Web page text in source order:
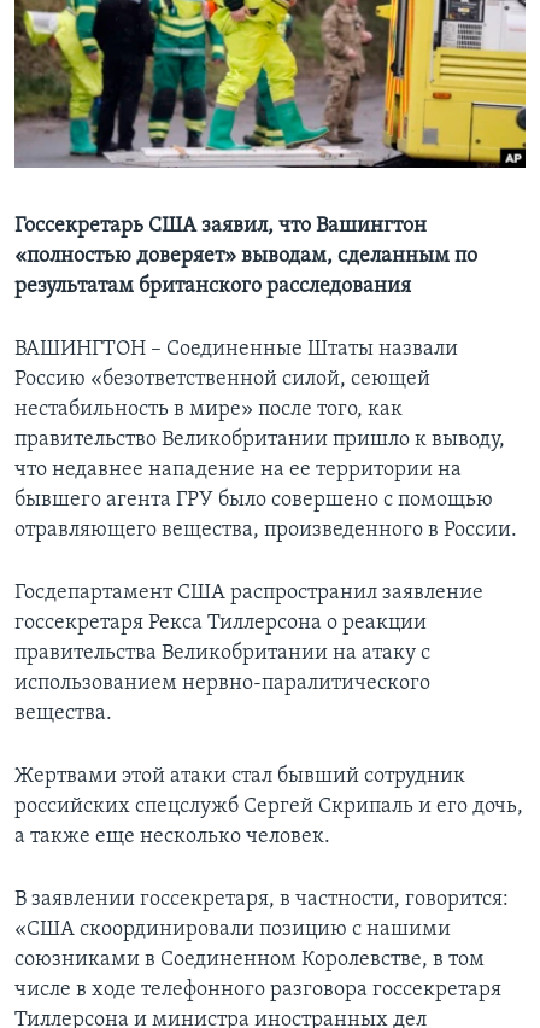
Learning English
СОЦИАЛЬНЫЕ СЕТИ
Языки
Госсекретарь США заявил, что Вашингтон
«полностью доверяет» выводам, сделанным по
результатам британского расследования
ВАШИНГТОН – Соединенные Штаты назвали
Россию «безответственной силой, сеющей
нестабильность в мире» после того, как
правительство Великобритании пришло к выводу,
что недавнее нападение на ее территории на
бывшего агента ГРУ было совершено с помощью
отравляющего вещества, произведенного в России.
Госдепартамент США распространил заявление
госсекретаря Рекса Тиллерсона о реакции
правительства Великобритании на атаку с
использованием нервно-паралитического
вещества.
Жертвами этой атаки стал бывший сотрудник
российских спецслужб Сергей Скрипаль и его дочь,
а также еще несколько человек.
В заявлении госсекретаря, в частности, говорится:
«США скоординировали позицию с нашими
союзниками в Соединенном Королевстве, в том
числе в ходе телефонного разговора госсекретаря
Тиллерсона и министра иностранных дел